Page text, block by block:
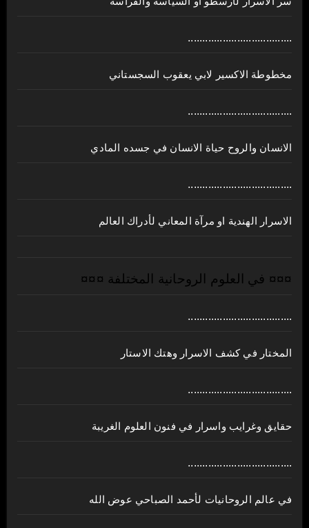
....................................
مخطوطة الاكسير لابي يعقوب السجستاني
....................................
الانسان والروح حياة الانسان في جسده المادي
....................................
الاسرار الهندية او مرآة المعاني لأدراك العالم
¤¤¤ في العلوم الروحانية المختلفة ¤¤¤
....................................
المختار في كشف الاسرار وهتك الاستار
....................................
حقايق وغرايب واسرار في فنون العلوم الغريبة
....................................
في عالم الروحانيات لأحمد الصباحي عوض الله